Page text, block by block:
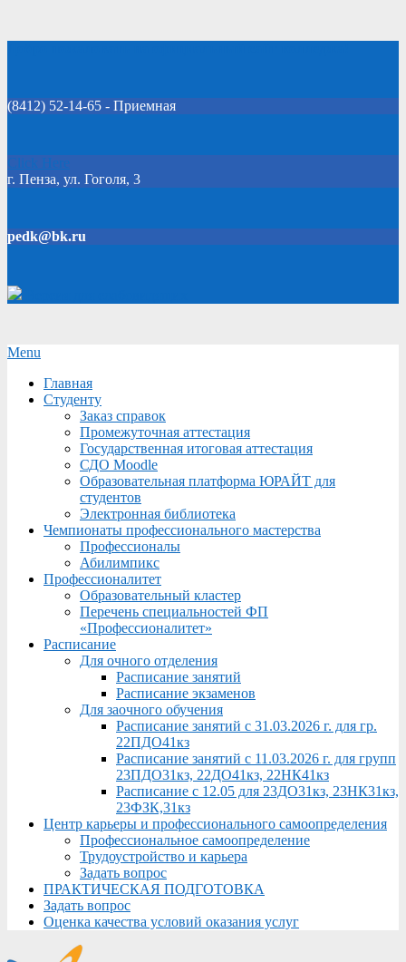
(8412) 52-14-65 - Приемная
Click Here
г. Пенза, ул. Гоголя, 3
pedk@bk.ru
Secondary
Menu
Menu
Главная
Студенту
Заказ справок
Промежуточная аттестация
Государственная итоговая аттестация
СДО Moodle
Образовательная платформа ЮРАЙТ для
студентов
Электронная библиотека
Чемпионаты профессионального мастерства
Профессионалы
Абилимпикс
Профессионалитет
Образовательный кластер
Перечень специальностей ФП
«Профессионалитет»
Расписание
Для очного отделения
Расписание занятий
Расписание экзаменов
Для заочного обучения
Расписание занятий с 31.03.2026 г. для гр.
22ПДО41кз
Расписание занятий с 11.03.2026 г. для групп
23ПДО31кз, 22ДО41кз, 22НК41кз
Расписание с 12.05 для 23ДО31кз, 23НК31кз,
23ФЗК,31кз
Центр карьеры и профессионального самоопределения
Профессиональное самоопределение
Трудоустройство и карьера
Задать вопрос
ПРАКТИЧЕСКАЯ ПОДГОТОВКА
Задать вопрос
Оценка качества условий оказания услуг